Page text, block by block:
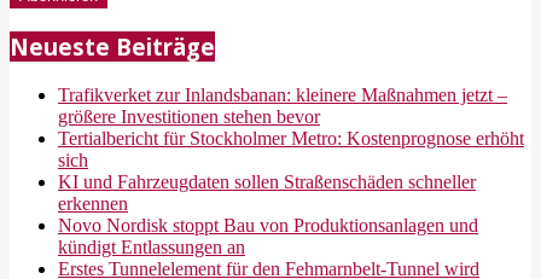
Neueste Beiträge
Trafikverket zur Inlandsbanan: kleinere Maßnahmen jetzt –
größere Investitionen stehen bevor
Tertialbericht für Stockholmer Metro: Kostenprognose erhöht
sich
KI und Fahrzeugdaten sollen Straßenschäden schneller
erkennen
Novo Nordisk stoppt Bau von Produktionsanlagen und
kündigt Entlassungen an
Erstes Tunnelelement für den Fehmarnbelt-Tunnel wird